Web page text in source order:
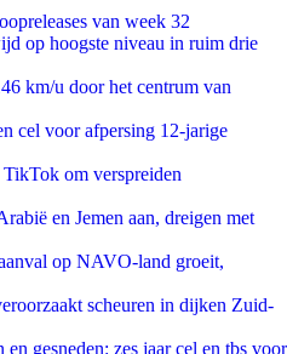
van week 32
op hoogste niveau in ruim drie
km/u door het centrum van
cel voor afpersing 12-jarige
om verspreiden
en Jemen aan, dreigen met
op NAVO-land groeit,
scheuren in dijken Zuid-
gesneden: zes jaar cel en tbs voor